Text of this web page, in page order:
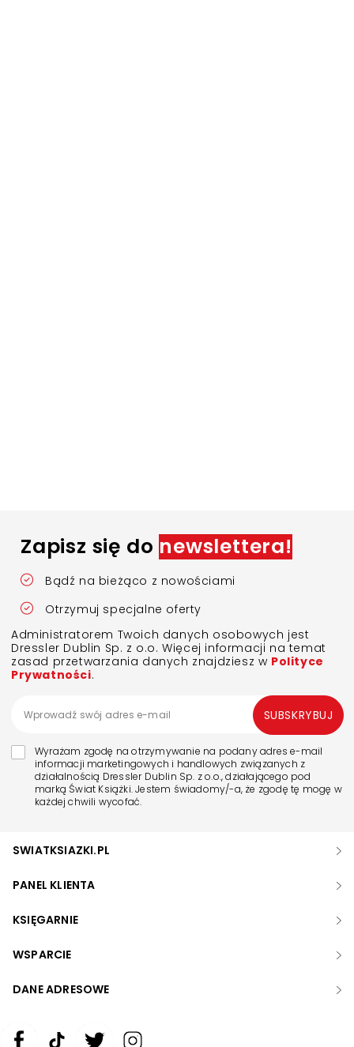
Zapisz się do newslettera!
Bądź na bieżąco z nowościami
Otrzymuj specjalne oferty
Administratorem Twoich danych osobowych jest
Dressler Dublin Sp. z o.o. Więcej informacji na temat
zasad przetwarzania danych znajdziesz w Polityce
Prywatności.
Wyrażam zgodę na otrzymywanie na podany adres e-mail
informacji marketingowych i handlowych związanych z
działalnością Dressler Dublin Sp. z o.o., działającego pod
marką Świat Książki. Jestem świadomy/-a, że zgodę tę mogę w
każdej chwili wycofać.
SUBSKRYBUJ
SWIATKSIAZKI.PL
PANEL KLIENTA
KSIĘGARNIE
WSPARCIE
DANE ADRESOWE
Zwiększ rozmiar czcionki